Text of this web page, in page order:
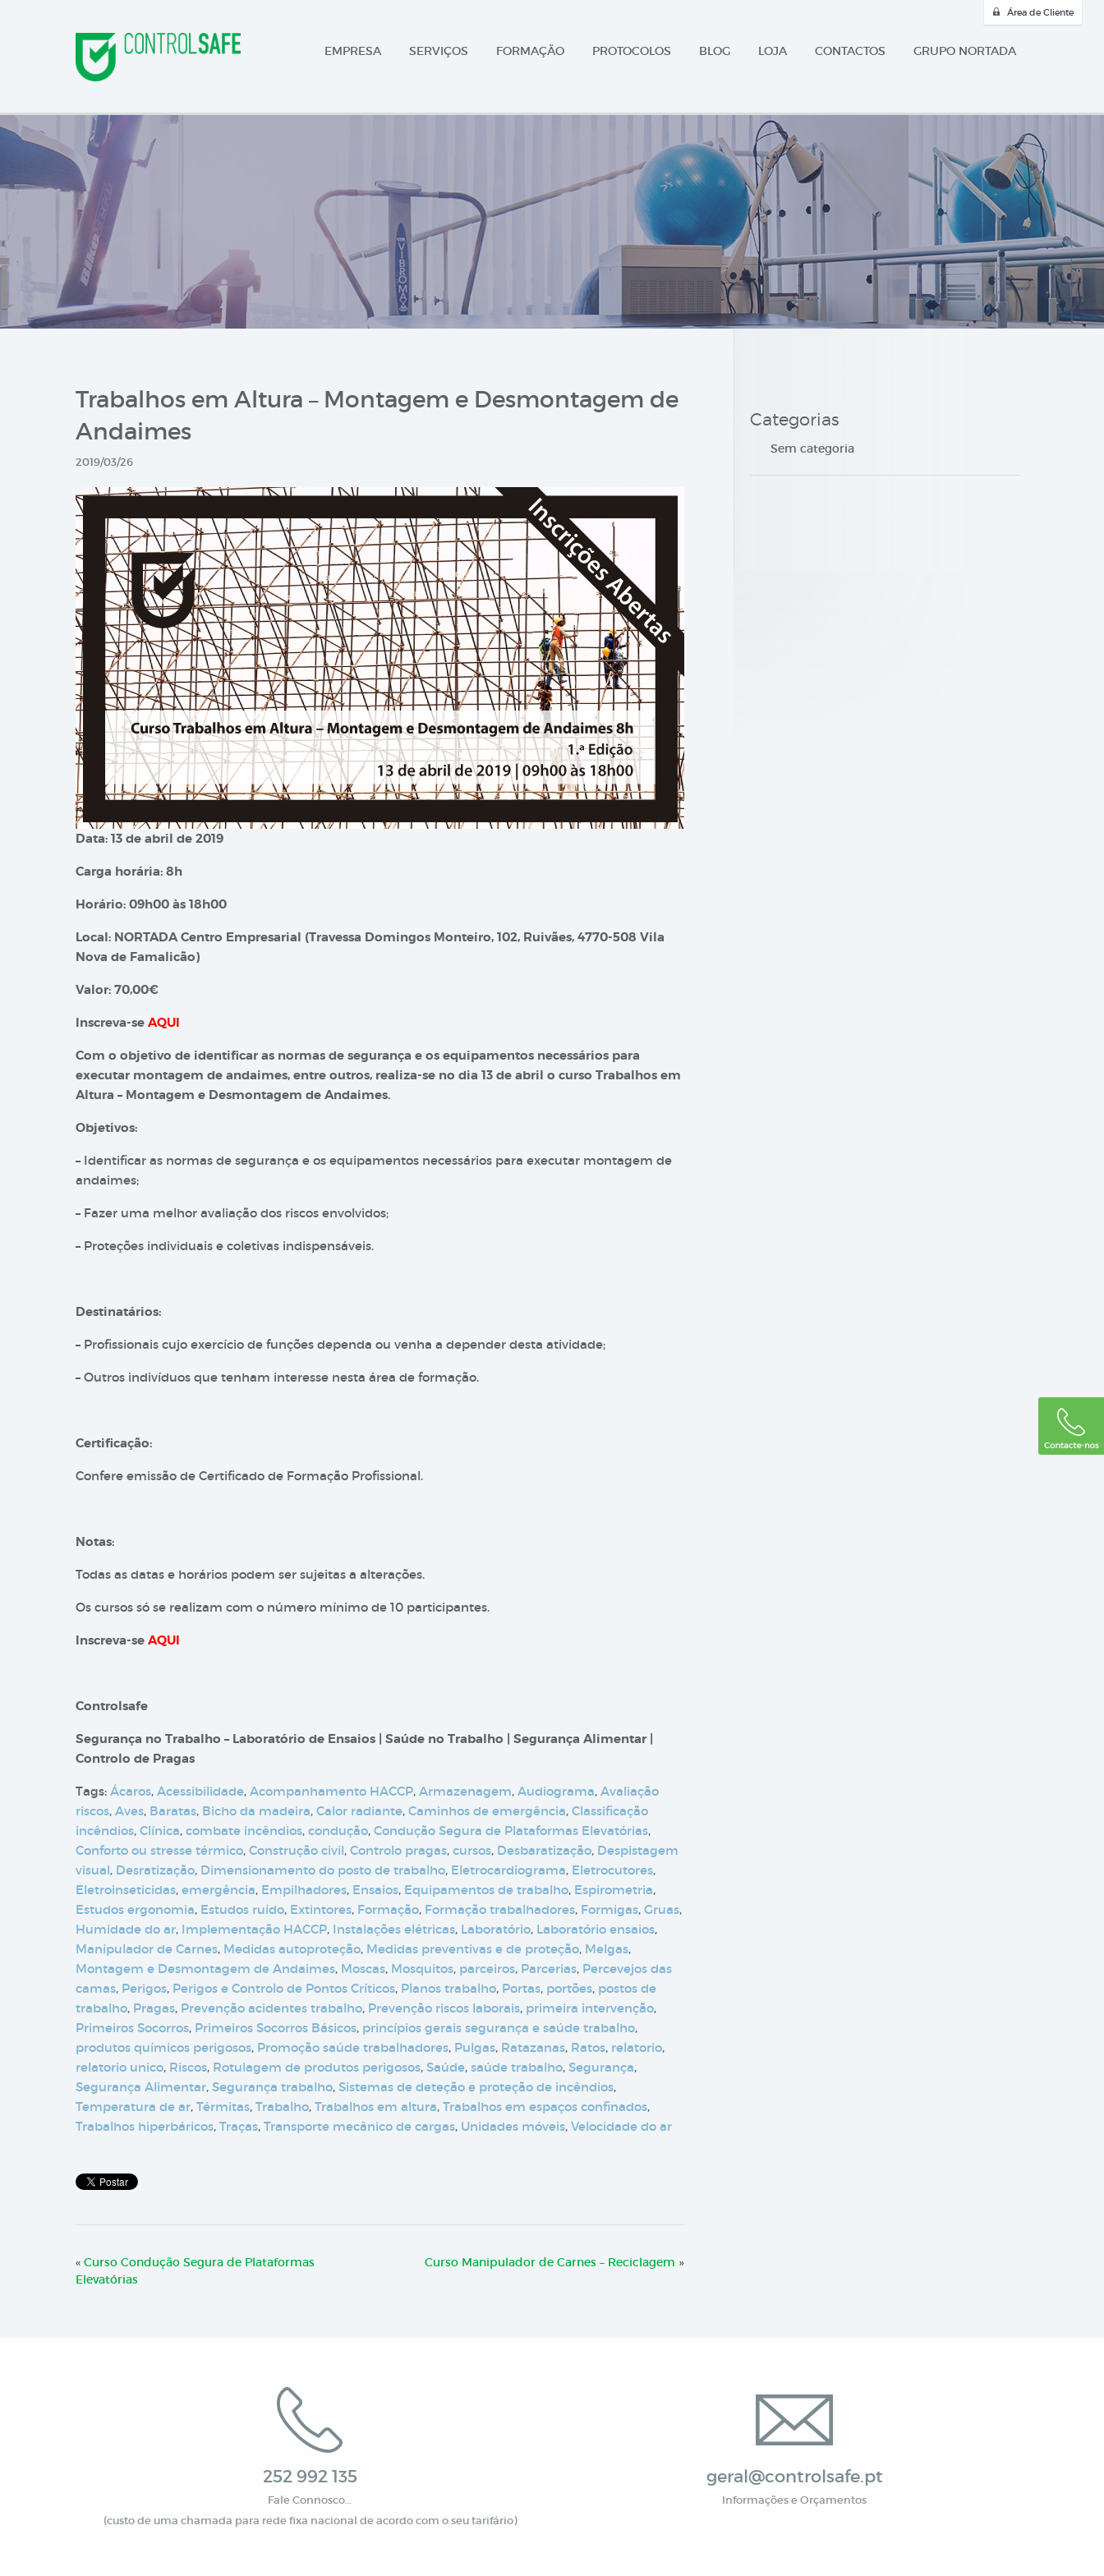
Área de Cliente
EMPRESA SERVIÇOS FORMAÇÃO PROTOCOLOS BLOG LOJA CONTACTOS GRUPO NORTADA
Trabalhos em Altura – Montagem e Desmontagem de
Andaimes
2019/03/26
Data: 13 de abril de 2019
Carga horária: 8h
Horário: 09h00 às 18h00
Local: NORTADA Centro Empresarial (Travessa Domingos Monteiro, 102, Ruivães, 4770-508 Vila
Nova de Famalicão)
Valor: 70,00€
Inscreva-se AQUI
Com o objetivo de identificar as normas de segurança e os equipamentos necessários para
executar montagem de andaimes, entre outros, realiza-se no dia 13 de abril o curso Trabalhos em
Altura – Montagem e Desmontagem de Andaimes.
Objetivos:
– Identificar as normas de segurança e os equipamentos necessários para executar montagem de
andaimes;
– Fazer uma melhor avaliação dos riscos envolvidos;
– Proteções individuais e coletivas indispensáveis.
Destinatários:
– Profissionais cujo exercício de funções dependa ou venha a depender desta atividade;
– Outros indivíduos que tenham interesse nesta área de formação.
Certificação:
Confere emissão de Certificado de Formação Profissional.
Notas:
Todas as datas e horários podem ser sujeitas a alterações.
Os cursos só se realizam com o número mínimo de 10 participantes.
Inscreva-se AQUI
Controlsafe
Segurança no Trabalho – Laboratório de Ensaios | Saúde no Trabalho | Segurança Alimentar |
Controlo de Pragas
Tags: Ácaros, Acessibilidade, Acompanhamento HACCP, Armazenagem, Audiograma, Avaliação
riscos, Aves, Baratas, Bicho da madeira, Calor radiante, Caminhos de emergência, Classificação
incêndios, Clínica, combate incêndios, condução, Condução Segura de Plataformas Elevatórias,
Conforto ou stresse térmico, Construção civil, Controlo pragas, cursos, Desbaratização, Despistagem
visual, Desratização, Dimensionamento do posto de trabalho, Eletrocardiograma, Eletrocutores,
Eletroinseticidas, emergência, Empilhadores, Ensaios, Equipamentos de trabalho, Espirometria,
Estudos ergonomia, Estudos ruído, Extintores, Formação, Formação trabalhadores, Formigas, Gruas,
Humidade do ar, Implementação HACCP, Instalações elétricas, Laboratório, Laboratório ensaios,
Manipulador de Carnes, Medidas autoproteção, Medidas preventivas e de proteção, Melgas,
Montagem e Desmontagem de Andaimes, Moscas, Mosquitos, parceiros, Parcerias, Percevejos das
camas, Perigos, Perigos e Controlo de Pontos Críticos, Planos trabalho, Portas, portões, postos de
trabalho, Pragas, Prevenção acidentes trabalho, Prevenção riscos laborais, primeira intervenção,
Primeiros Socorros, Primeiros Socorros Básicos, princípios gerais segurança e saúde trabalho,
produtos químicos perigosos, Promoção saúde trabalhadores, Pulgas, Ratazanas, Ratos, relatorio,
relatorio unico, Riscos, Rotulagem de produtos perigosos, Saúde, saúde trabalho, Segurança,
Segurança Alimentar, Segurança trabalho, Sistemas de deteção e proteção de incêndios,
Temperatura de ar, Térmitas, Trabalho, Trabalhos em altura, Trabalhos em espaços confinados,
Trabalhos hiperbáricos, Traças, Transporte mecânico de cargas, Unidades móveis, Velocidade do ar
« Curso Condução Segura de Plataformas
Elevatórias
Curso Manipulador de Carnes – Reciclagem »
Categorias
Sem categoria
252 992 135
Fale Connosco…
(custo de uma chamada para rede fixa nacional de acordo com o seu tarifário)
geral@controlsafe.pt
Informações e Orçamentos